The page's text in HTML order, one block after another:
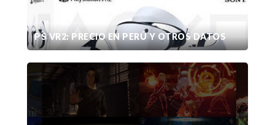
PS VR2: PRECIO EN PERÚ Y OTROS DATOS